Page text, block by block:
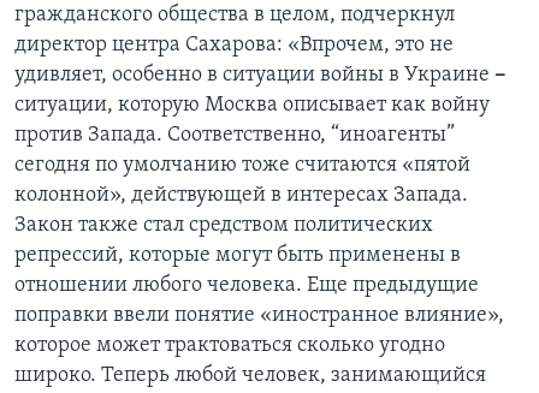
гражданского общества в целом, подчеркнул
директор центра Сахарова: «Впрочем, это не
удивляет, особенно в ситуации войны в Украине –
ситуации, которую Москва описывает как войну
против Запада. Соответственно, “иноагенты”
сегодня по умолчанию тоже считаются «пятой
колонной», действующей в интересах Запада.
Закон также стал средством политических
репрессий, которые могут быть применены в
отношении любого человека. Еще предыдущие
поправки ввели понятие «иностранное влияние»,
которое может трактоваться сколько угодно
широко. Теперь любой человек, занимающийся